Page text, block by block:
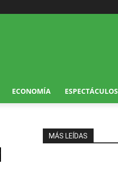
ECONOMÍA ESPECTÁCULOS
MÁS LEÍDAS